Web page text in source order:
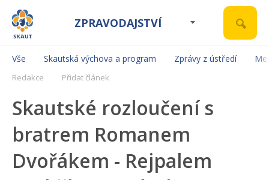
ZPRAVODAJSTVÍ
Vše Skautská výchova a program Zprávy z ústředí
Redakce Přidat článek
Skautské rozloučení s
bratrem Romanem
Dvořákem - Rejpalem